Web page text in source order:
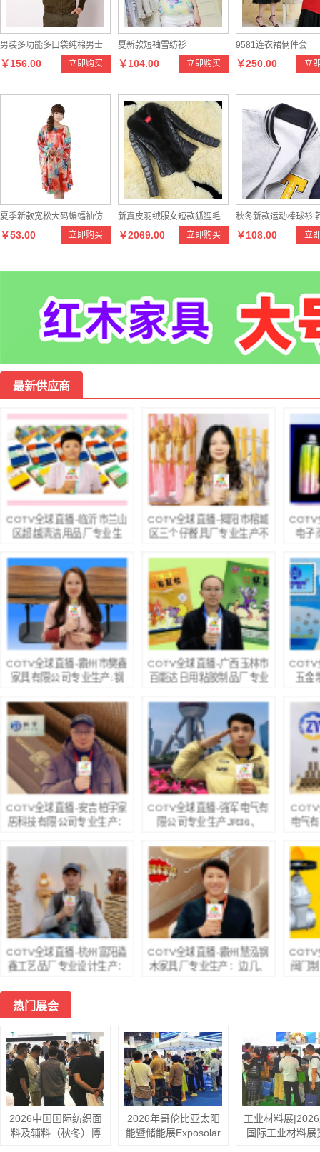
男装多功能多口袋纯棉男士
马甲 户外休闲摄影男式连帽
立即购买
￥156.00
夏新款短袖雪纺衫
立即购买
￥104.00
9581连衣裙俩件套
立
￥250.00
夏季新款宽松大码蝙蝠袖仿
真丝睡裙女士家居服立即购买
￥53.00
新真皮羽绒服女短款狐狸毛
真皮衣羽绒皮草外套立即购买
￥2069.00
秋冬新款运动棒球衫
身休闲时尚拼接男式
立
￥108.00
最新供应商
COTV全球直播-临沂市兰山
区超越清洁用品厂专业生
+清洁球、清洁海绵块、擦
车巾、元宝巾+清洁球、刷
洗块、清洁抺布等清洁用
品，欢迎大家光临！
COTV全球直播-揭阳市榕城
区三个仔餐具厂专业生产不
酒店餐饮套具、不锈钢西餐
套具、伴手礼等餐具用品，
设计时尚、制造精良、款式
多样，现货供应并承接国内
外订单，欢迎大家光临！
COTV
电子
户外
源头
COTV全球直播-霸州市樊鑫
家具有限公司专业生产:钢
升降桌、便携式电脑桌、移
动茶台等休闲及户外家具产
品，欢迎大家光临！
COTV全球直播-广西玉林市
百能达日用粘胶制品厂专业
剂、微乳剂、杀虫饵剂、胶
饵、白蚁药、红义蚁药、粘
鼠板粘鼠纸、蟑螂屋、捕鼠
笼、粘虫板、捕虫灯、太阳
能杀虫灯，欢迎大家光临！
COTV
五金
母、
及非
件产
COTV全球直播-安吉柏宇家
居科技有限公司专业生产：
品，设计创新、匠心制造、
款式多样，现货供应并承接
来样定制及内外贸订单业
务，深得客户口碑，欢迎大
家光临！
COTV全球直播-强军电气有
限公司专业生产JR36、
规格热继电器产品，销售黄
精酒、黄精茶、书画作品，
欢迎大家光临！
电气
86型
产品
成
COTV全球直播-杭州富阳淼
鑫工艺品厂专业设计生产：
室、民宿空间装饰、实木创
意家具以及系列家居产品，
大家光临！
COTV全球直播-霸州慧泓钢
木家具厂专业生产：边几、
化定制及内外贸订单业务，
欢迎大家光临！
COTV
阀门
业
热门展会
2026中国国际纺织面
料及辅料（秋冬）博
2026年哥伦比亚太阳
能暨储能展Exposolar
工业材料展
国际工业材料展